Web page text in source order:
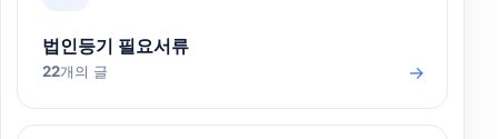
법인등기 필요서류
22개의 글 →